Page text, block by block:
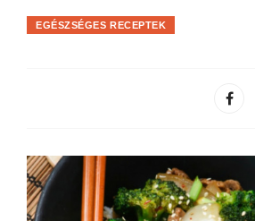
EGÉSZSÉGES RECEPTEK